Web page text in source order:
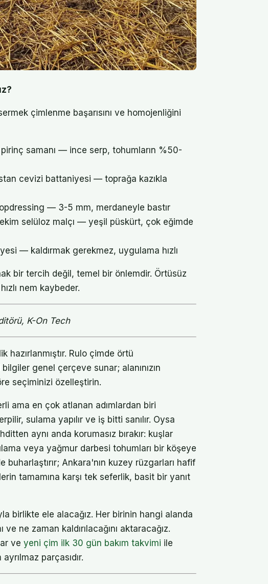
çimlenme başarısını ve homojenliğini
samanı — ince serp, tohumların %50-
cevizi battaniyesi — toprağa kazıkla
— 3-5 mm, merdaneyle bastır
selüloz malçı — yeşil püskürt, çok eğimde
— kaldırmak gerekmez, uygulama hızlı
bir tercih değil, temel bir önlemdir. Örtüsüz
nem kaybeder.
K-On Tech
Rulo çimde örtü
genel çerçeve sunar; alanınızın
seçiminizi özelleştirin.
ama en çok atlanan adımlardan biri
sulama yapılır ve iş bitti sanılır. Oysa
aynı anda korumasız bırakır: kuşlar
veya yağmur darbesi tohumları bir köşeye
Ankara'nın kuzey rüzgarları hafif
tamamına karşı tek seferlik, basit bir yanıt
birlikte ele alacağız. Her birinin hangi alanda
ne zaman kaldırılacağını aktaracağız.
ve yeni çim ilk 30 gün bakım takvimi ile
parçasıdır.